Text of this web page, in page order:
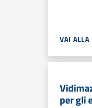
VAI ALLA
per gli